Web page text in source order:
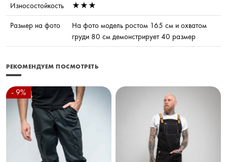
Износостойкость
★★★
Размер на фото
На фото модель ростом 165 см и охватом
груди 80 см демонстрирует 40 размер
РЕКОМЕНДУЕМ ПОСМОТРЕТЬ
- 9%